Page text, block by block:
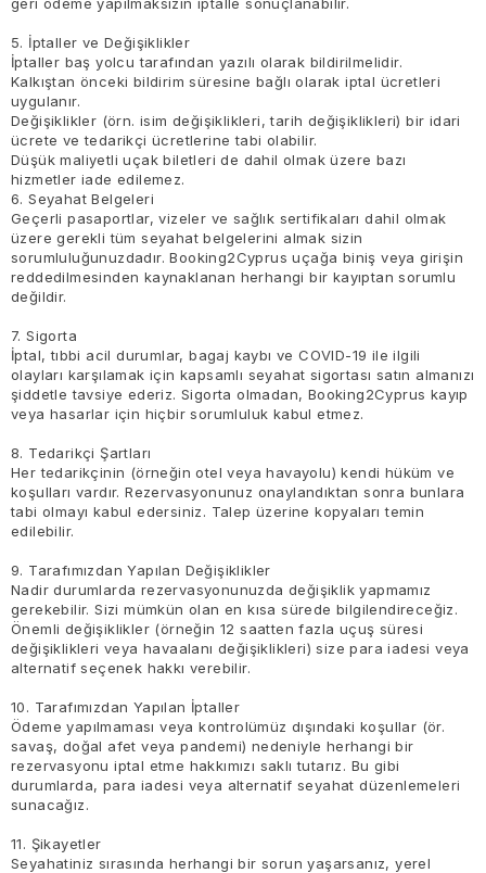
5. İptaller ve Değişiklikler
İptaller baş yolcu tarafından yazılı olarak bildirilmelidir.
Kalkıştan önceki bildirim süresine bağlı olarak iptal ücretleri
uygulanır.
Değişiklikler (örn. isim değişiklikleri, tarih değişiklikleri) bir idari
ücrete ve tedarikçi ücretlerine tabi olabilir.
Düşük maliyetli uçak biletleri de dahil olmak üzere bazı
hizmetler iade edilemez.
6. Seyahat Belgeleri
Geçerli pasaportlar, vizeler ve sağlık sertifikaları dahil olmak
üzere gerekli tüm seyahat belgelerini almak sizin
sorumluluğunuzdadır. Booking2Cyprus uçağa biniş veya girişin
reddedilmesinden kaynaklanan herhangi bir kayıptan sorumlu
değildir.
7. Sigorta
İptal, tıbbi acil durumlar, bagaj kaybı ve COVID-19 ile ilgili
olayları karşılamak için kapsamlı seyahat sigortası satın almanızı
şiddetle tavsiye ederiz. Sigorta olmadan, Booking2Cyprus kayıp
veya hasarlar için hiçbir sorumluluk kabul etmez.
8. Tedarikçi Şartları
Her tedarikçinin (örneğin otel veya havayolu) kendi hüküm ve
koşulları vardır. Rezervasyonunuz onaylandıktan sonra bunlara
tabi olmayı kabul edersiniz. Talep üzerine kopyaları temin
edilebilir.
9. Tarafımızdan Yapılan Değişiklikler
Nadir durumlarda rezervasyonunuzda değişiklik yapmamız
gerekebilir. Sizi mümkün olan en kısa sürede bilgilendireceğiz.
Önemli değişiklikler (örneğin 12 saatten fazla uçuş süresi
değişiklikleri veya havaalanı değişiklikleri) size para iadesi veya
alternatif seçenek hakkı verebilir.
10. Tarafımızdan Yapılan İptaller
Ödeme yapılmaması veya kontrolümüz dışındaki koşullar (ör.
savaş, doğal afet veya pandemi) nedeniyle herhangi bir
rezervasyonu iptal etme hakkımızı saklı tutarız. Bu gibi
durumlarda, para iadesi veya alternatif seyahat düzenlemeleri
sunacağız.
11. Şikayetler
Seyahatiniz sırasında herhangi bir sorun yaşarsanız, yerel